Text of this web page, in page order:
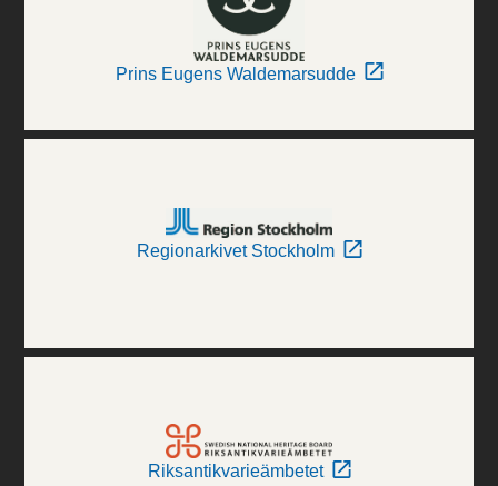
Prins Eugens Waldemarsudde
Regionarkivet Stockholm
Riksantikvarieämbetet